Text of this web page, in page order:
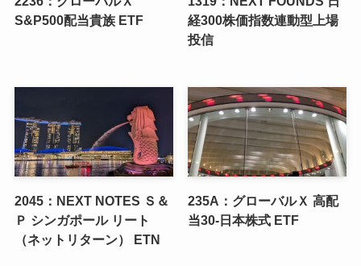
S&P500配当貴族 ETF
経300株価指数連動型上場
投信
2045：NEXT NOTES Ｓ＆
Ｐ シンガポール リート
（ネットリターン） ETN
235A：グローバルＸ 高配
当30-日本株式 ETF